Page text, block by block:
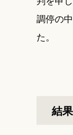
調停の
た。
結果